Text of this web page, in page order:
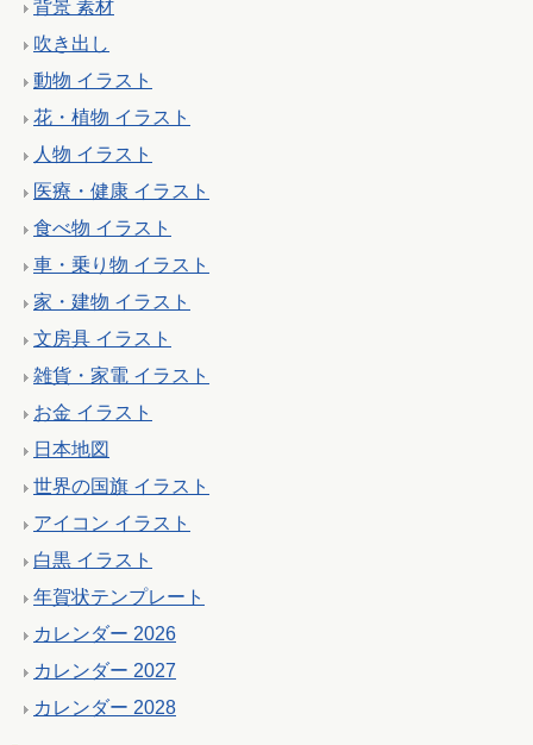
背景 素材
吹き出し
動物 イラスト
花・植物 イラスト
人物 イラスト
医療・健康 イラスト
食べ物 イラスト
車・乗り物 イラスト
家・建物 イラスト
文房具 イラスト
雑貨・家電 イラスト
お金 イラスト
日本地図
世界の国旗 イラスト
アイコン イラスト
白黒 イラスト
年賀状テンプレート
カレンダー 2026
カレンダー 2027
カレンダー 2028